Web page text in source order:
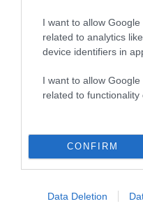
I want to allow
related to analytics
device identifiers in
I want to allow
related to functionality
CONFIRM
Data Deletion
HASONLÓ